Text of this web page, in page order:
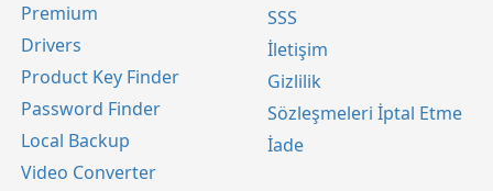
Premium
Drivers
Product Key Finder
Password Finder
Local Backup
Video Converter
SSS
İletişim
Gizlilik
Sözleşmeleri İptal Etme
İade